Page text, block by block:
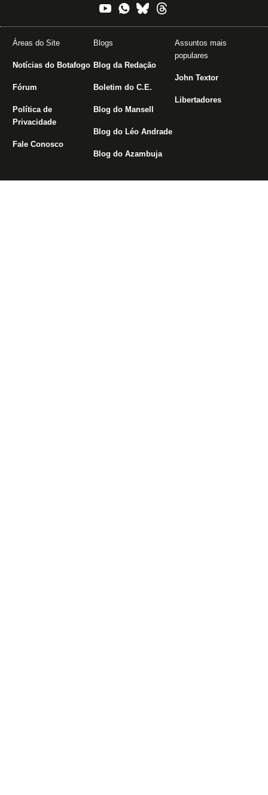
Áreas do Site
Notícias do Botafogo
Fórum
Política de
Privacidade
Fale Conosco
Blogs
Blog da Redação
Boletim do C.E.
Blog do Mansell
Blog do Léo Andrade
Blog do Azambuja
Assuntos mais
populares
John Textor
Libertadores